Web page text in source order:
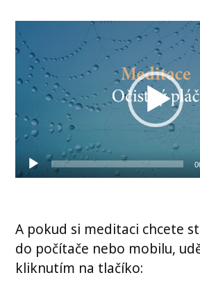
Video
přehrávač
A pokud si meditaci chcete
do počítače nebo mobilu,
kliknutím na tlačíko: